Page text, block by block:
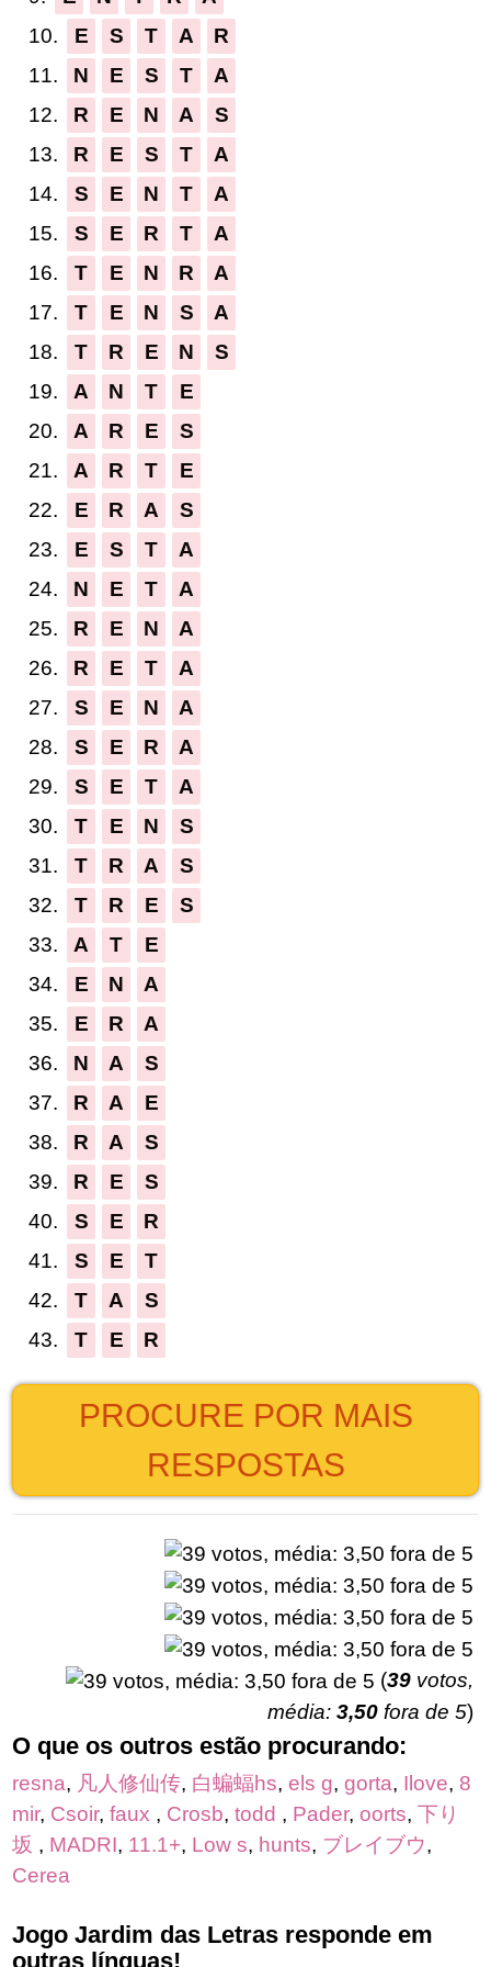
10.
E S T A
R
11.
N E S T
A
12.
R E N A
S
13.
R E S T
A
14.
S E N T
A
15.
S E R T
A
16.
T E N R
A
17.
T E N S
A
18.
T R E N
S
19.
A N T
E
20.
A R E
S
21.
A R T
E
22.
E R A
S
23.
E S T
A
24.
N E T
A
25.
R E N
A
26.
R E T
A
27.
S E N
A
28.
S E R
A
29.
S E T
A
30.
T E N
S
31.
T R A
S
32.
T R E
S
33.
A T
E
34.
E N
A
35.
E R
A
36.
N A
S
37.
R A
E
38.
R A
S
39.
R E
S
40.
S E
R
41.
S E
T
42.
T A
S
43.
T E R
PROCURE POR MAIS
RESPOSTAS
(39 votos,
média: 3,50 fora de 5)
O que os outros estão procurando:
resna, 凡人修仙传, 白蝙蝠hs, els g, gorta, Ilove, 8
mir, Csoir, faux , Crosb, todd , Pader, oorts, 下り
坂 , MADRI, 11.1+, Low s, hunts, ブレイブウ,
Cerea
Jogo Jardim das Letras responde em
outras línguas!